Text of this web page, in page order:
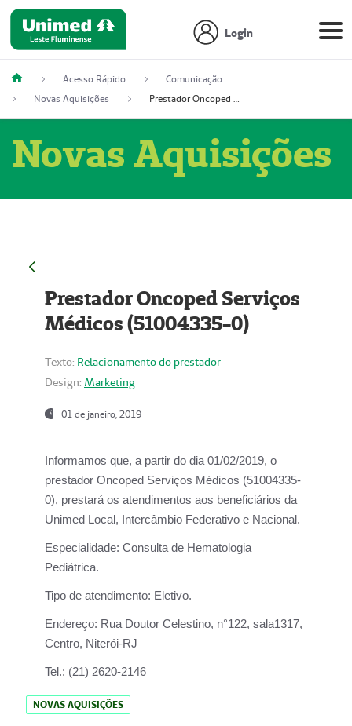
Login
Acesso Rápido
Comunicação
Novas Aquisições
Prestador Oncoped Serviços Médicos (51004335-0)
Novas Aquisições
Prestador Oncoped Serviços
Médicos (51004335-0)
Texto: Relacionamento do prestador
Design: Marketing
01 de janeiro, 2019
Informamos que, a partir do dia 01/02/2019, o
prestador Oncoped Serviços Médicos (51004335-
0), prestará os atendimentos aos beneficiários da
Unimed Local, Intercâmbio Federativo e Nacional.
Especialidade: Consulta de Hematologia
Pediátrica.
Tipo de atendimento: Eletivo.
Endereço: Rua Doutor Celestino, n°122, sala1317,
Centro, Niterói-RJ
Tel.: (21) 2620-2146
NOVAS AQUISIÇÕES